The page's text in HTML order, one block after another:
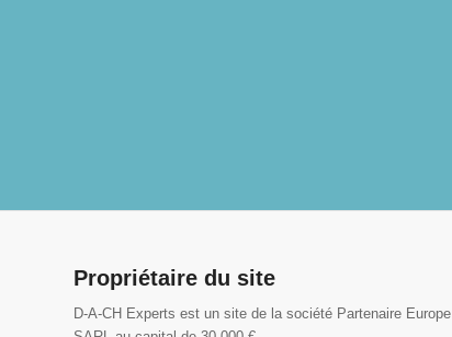
Propriétaire du site
D-A-CH Experts est un site de la société Partenaire Europe